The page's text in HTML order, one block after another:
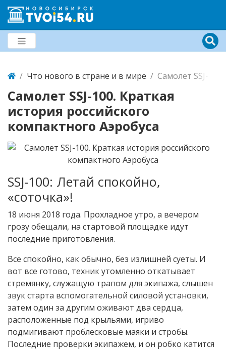
Что нового в стране и в мире Самолет SSJ-
Самолет SSJ-100. Краткая
история российского
компактного Аэробуса
SSJ-100: Летай спокойно,
«соточка»!
18 июня 2018 года. Прохладное утро, а вечером
грозу обещали, на стартовой площадке идут
последние приготовления.
Все спокойно, как обычно, без излишней суеты. И
вот все готово, техник утомленно откатывает
стремянку, служащую трапом для экипажа, слышен
звук старта вспомогательной силовой установки,
затем один за другим оживают два сердца,
расположенные под крыльями, игриво
подмигивают проблесковые маяки и стробы.
Последние проверки экипажем, и он робко катится